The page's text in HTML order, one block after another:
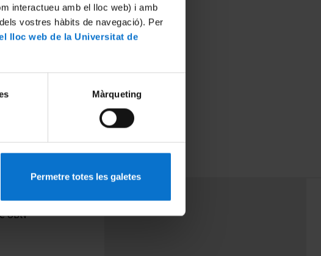
interactueu amb el lloc web) i amb
vostres hàbits de navegació). Per
lloc web de la Universitat de
Màrqueting
Permetre totes les galetes
UBtv